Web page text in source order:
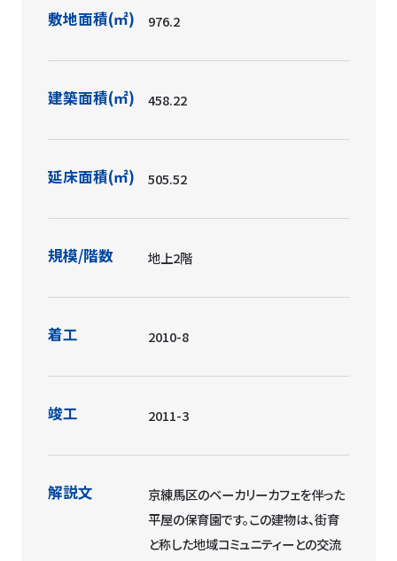
敷地面積(㎡) 976.2
建築面積(㎡) 458.22
延床面積(㎡) 505.52
規模/階数 地上2階
着工 2010-8
竣工 2011-3
解説文
京練馬区のベーカリーカフェを伴った
平屋の保育園です。この建物は、街育
と称した地域コミュニティーとの交流